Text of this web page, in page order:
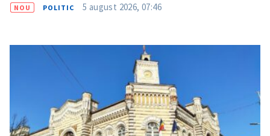
NOU POLITIC 5 august 2026, 07:46